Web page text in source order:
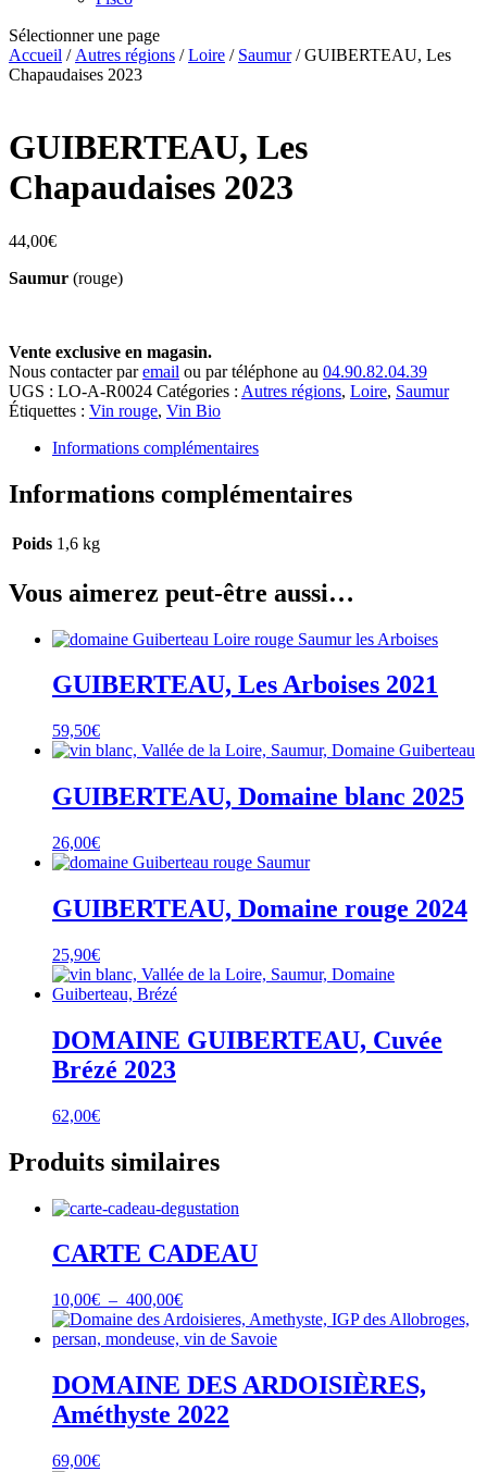
Sélectionner une page
Accueil / Autres régions /Loire / Saumur/ GUIBERTEAU, Les
Chapaudaises 2023
GUIBERTEAU, Les
Chapaudaises 2023
44,00€
Saumur (rouge)
Vente exclusive en magasin.
Nous contacter paremail ou par téléphone au 04.90.82.04.39
UGS : LO-A-R0024 Catégories : Autres régions, Loire, Saumur
Étiquettes : Vin rouge, Vin Bio
Informations complémentaires
Informations complémentaires
Poids 1,6 kg
Vous aimerez peut-être aussi…
GUIBERTEAU, Les Arboises 2021
59,50€
GUIBERTEAU, Domaine blanc 2025
26,00€
GUIBERTEAU, Domaine rouge 2024
25,90€
DOMAINE GUIBERTEAU, Cuvée
Brézé 2023
62,00€
Produits similaires
CARTE CADEAU
10,00€ – 400,00€Plage
de
prix :
à
400,00€
DOMAINE DES ARDOISIÈRES,
Améthyste 2022
69,00€